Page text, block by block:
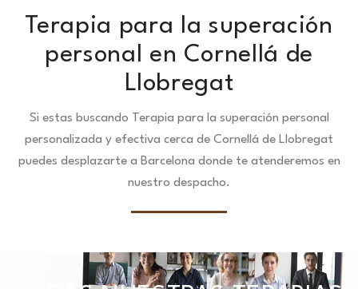
Terapia para la superación
personal en Cornellá de
Llobregat
Si estas buscando Terapia para la superación personal
personalizada y efectiva cerca de Cornellá de Llobregat
puedes desplazarte a Barcelona donde te atenderemos en
nuestro despacho.